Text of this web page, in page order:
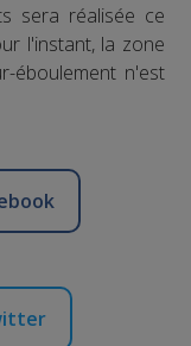
sera réalisée ce
l'instant, la zone
éboulement n'est